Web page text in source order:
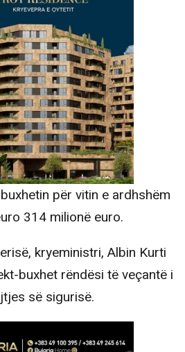
për vitin e ardhshëm
314 milionë euro.
kryeministri, Albin Kurti
buxhet rëndësi të veçantë i
së sigurisë.